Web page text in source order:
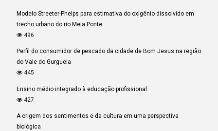
Modelo Streeter-Phelps para estimativa do oxigênio dissolvido em
trecho urbano do rio Meia Ponte
496
Perfil do consumidor de pescado da cidade de Bom Jesus na região
do Vale do Gurgueia
445
Ensino médio integrado à educação profissional
427
A origem dos sentimentos e da cultura em uma perspectiva
biológica